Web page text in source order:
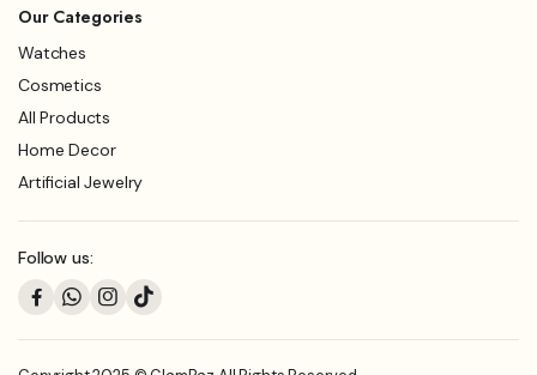
Our Categories
Watches
Cosmetics
All Products
Home Decor
Artificial Jewelry
Follow us: